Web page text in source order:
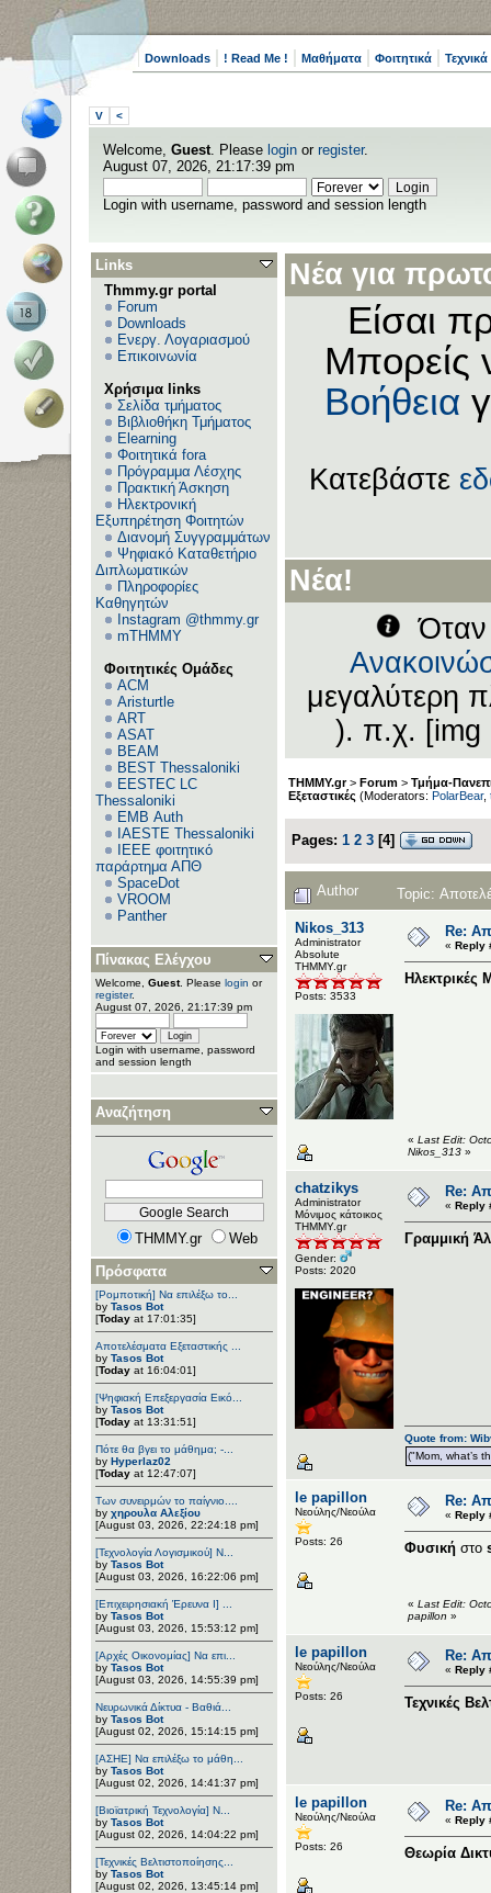
Downloads ! Read Me ! Μαθήματα Φοιτητικά
V <
Welcome, Guest. Please login or register.
August 07, 2026, 21:17:39 pm
Login with username, password and session length
Links
Thmmy.gr portal
Forum
Downloads
Ενεργ. Λογαριασμού
Επικοινωνία
Χρήσιμα links
Σελίδα τμήματος
Βιβλιοθήκη Τμήματος
Elearning
Φοιτητικά fora
Πρόγραμμα Λέσχης
Πρακτική Άσκηση
Ηλεκτρονική
Εξυπηρέτηση Φοιτητών
Διανομή Συγγραμμάτων
Ψηφιακό Καταθετήριο
Διπλωματικών
Πληροφορίες
Καθηγητών
Instagram @thmmy.gr
mTHMMY
Φοιτητικές Ομάδες
ACM
Aristurtle
ART
ASAT
BEAM
BEST Thessaloniki
EESTEC LC
Thessaloniki
EΜΒ Auth
IAESTE Thessaloniki
IEEE φοιτητικό
παράρτημα ΑΠΘ
SpaceDot
VROOM
Panther
Πίνακας Ελέγχου
Welcome, Guest. Please login or
register.
August 07, 2026, 21:17:39 pm
Login with username, password
and session length
Αναζήτηση
THMMY.gr
Web
Πρόσφατα
[Ρομποτική] Να επιλέξω το...
by Tasos Bot
[Today at 17:01:35]
Αποτελέσματα Εξεταστικής ...
by Tasos Bot
[Today at 16:04:01]
[Ψηφιακή Επεξεργασία Εικό...
by Tasos Bot
[Today at 13:31:51]
Πότε θα βγει το μάθημα; -...
by Hyperlaz02
[Today at 12:47:07]
Των συνειρμών το παίγνιο....
by χηρουλα Αλεξίου
[August 03, 2026, 22:24:18 pm]
[Τεχνολογία Λογισμικού] Ν...
by Tasos Bot
[August 03, 2026, 16:22:06 pm]
[Επιχειρησιακή Έρευνα Ι] ...
by Tasos Bot
[August 03, 2026, 15:53:12 pm]
[Αρχές Οικονομίας] Να επι...
by Tasos Bot
[August 03, 2026, 14:55:39 pm]
Νευρωνικά Δίκτυα - Βαθιά...
by Tasos Bot
[August 02, 2026, 15:14:15 pm]
[ΑΣΗΕ] Να επιλέξω το μάθη...
by Tasos Bot
[August 02, 2026, 14:41:37 pm]
[Βιοϊατρική Τεχνολογία] Ν...
by Tasos Bot
[August 02, 2026, 14:04:22 pm]
[Τεχνικές Βελτιστοποίησης...
by Tasos Bot
[August 02, 2026, 13:45:14 pm]
Νέα για
Είσαι
Μπορείς
Βοήθεια
Κατεβάστε
Νέα!
Όταν
μεγαλύτερη
). π.χ. [img
THMMY.gr> Forum > Τμήμα-
Εξεταστικές (Moderators: PolarBear,
Pages: 1 2 3 [4]
Author Topic:
Nikos_313
Administrator
Αbsolute
ΤΗΜΜΥ.gr
Posts: 3533
Re:
« Reply
Ηλεκτρικές
« Last Edit:
Nikos_313 »
chatzikys
Administrator
Μόνιμος κάτοικος
ΤΗΜΜΥ.gr
Gender:
Posts: 2020
Re:
« Reply
Γραμμική
Quote from:
("Mom, what’s
le papillon
Νεούλης/Νεούλα
Posts: 26
Re:
« Reply
Φυσική στο
« Last Edit:
papillon »
le papillon
Νεούλης/Νεούλα
Posts: 26
Re:
« Reply
Τεχνικές
le papillon
Νεούλης/Νεούλα
Posts: 26
Re:
« Reply
Θεωρία